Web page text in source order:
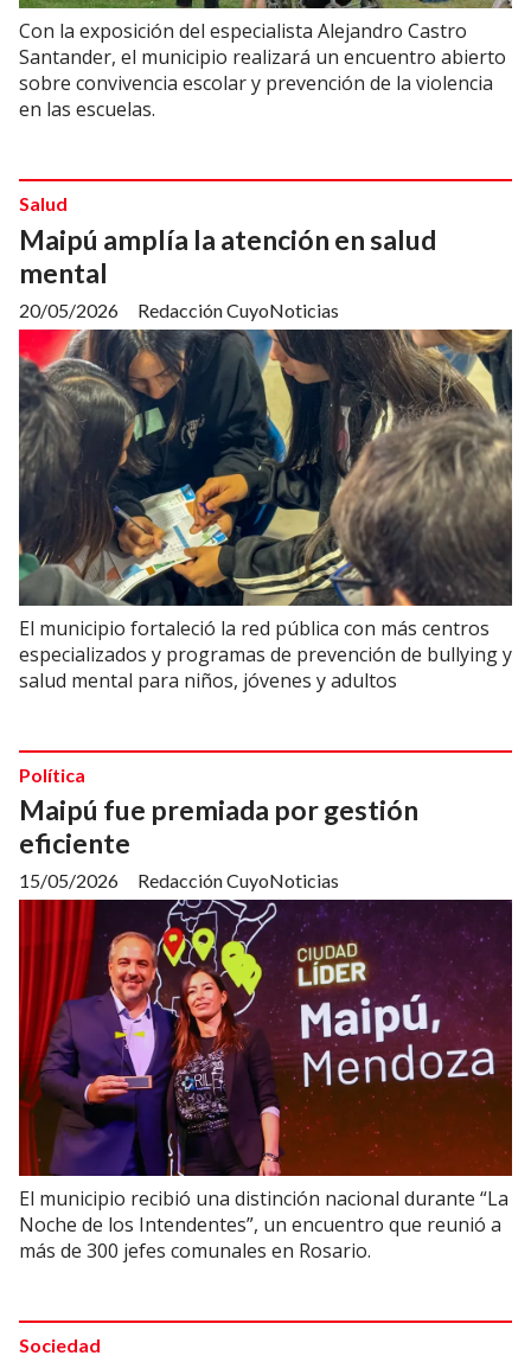
Con la exposición del especialista Alejandro Castro
Santander, el municipio realizará un encuentro abierto
sobre convivencia escolar y prevención de la violencia
en las escuelas.
Maipú amplía la atención en salud
mental
Redacción CuyoNoticias
Salud
20/05/2026
El municipio fortaleció la red pública con más centros
especializados y programas de prevención de bullying y
salud mental para niños, jóvenes y adultos
Maipú fue premiada por gestión
eficiente
Redacción CuyoNoticias
Política
15/05/2026
El municipio recibió una distinción nacional durante “La
Noche de los Intendentes”, un encuentro que reunió a
más de 300 jefes comunales en Rosario.
Sociedad